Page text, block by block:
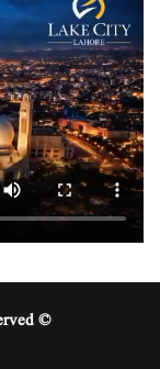
© Copyright 2026, All Rights Reserved